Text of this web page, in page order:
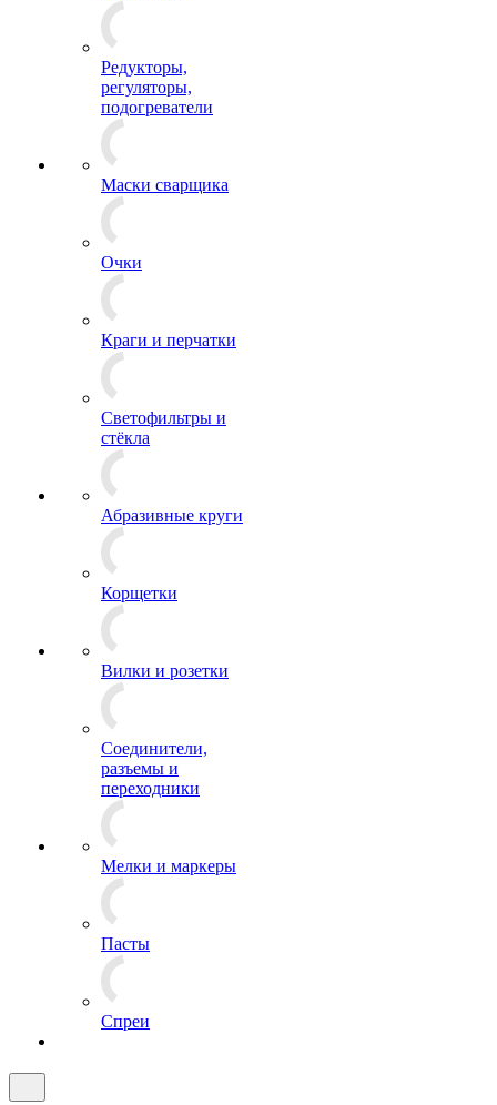
Редукторы,
регуляторы,
подогреватели
Маски сварщика
Очки
Краги и перчатки
Светофильтры и
стёкла
Абразивные круги
Корщетки
Вилки и розетки
Соединители,
разъемы и
переходники
Мелки и маркеры
Пасты
Спреи